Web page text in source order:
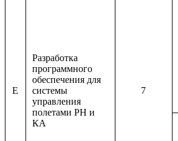
E
Разработка
программного
обеспечения для
системы
управления
полетами РН и
КА
7